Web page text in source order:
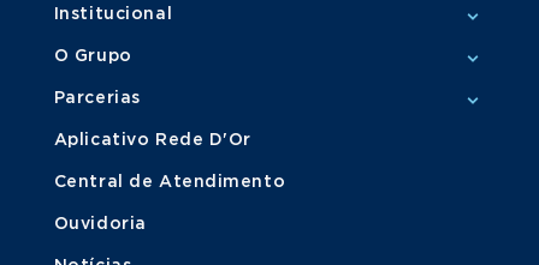
Institucional
O Grupo
Parcerias
Aplicativo Rede D'Or
Central de Atendimento
Ouvidoria